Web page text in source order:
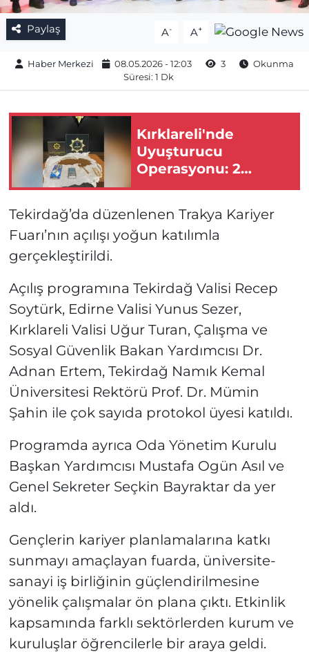
Paylaş A- A+
Haber Merkezi 08.05.2026 - 12:03 3
Okunma
Süresi: 1 Dk
Kırklareli'nde
Uyuşturucu
Operasyonu: 2
Tekirdağ’da düzenlenen Trakya Kariyer
Fuarı’nın açılışı yoğun katılımla
gerçekleştirildi.
Açılış programına Tekirdağ Valisi Recep
Soytürk, Edirne Valisi Yunus Sezer,
Kırklareli Valisi Uğur Turan, Çalışma ve
Sosyal Güvenlik Bakan Yardımcısı Dr.
Adnan Ertem, Tekirdağ Namık Kemal
Üniversitesi Rektörü Prof. Dr. Mümin
Şahin ile çok sayıda protokol üyesi katıldı.
Programda ayrıca Oda Yönetim Kurulu
Başkan Yardımcısı Mustafa Ogün Asıl ve
Genel Sekreter Seçkin Bayraktar da yer
aldı.
Gençlerin kariyer planlamalarına katkı
sunmayı amaçlayan fuarda, üniversite-
sanayi iş birliğinin güçlendirilmesine
yönelik çalışmalar ön plana çıktı. Etkinlik
kapsamında farklı sektörlerden kurum ve
kuruluşlar öğrencilerle bir araya geldi.